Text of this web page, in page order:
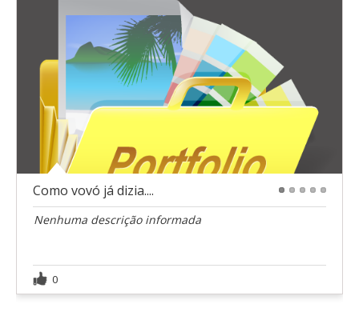
Como vovó já dizia....
Nenhuma descrição informada
0